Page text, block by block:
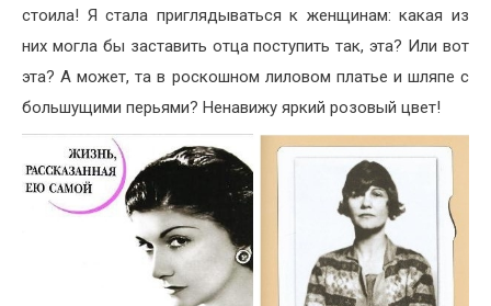
стоила! Я стала приглядываться к женщинам: какая из
них могла бы заставить отца поступить так, эта? Или вот
эта? А может, та в роскошном лиловом платье и шляпе с
большущими перьями? Ненавижу яркий розовый цвет!